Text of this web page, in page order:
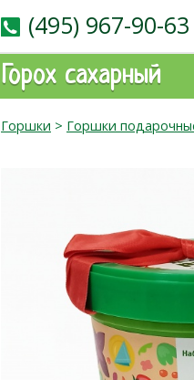
(495) 967-90-63
Горох сахарный
Горшки > Горшки